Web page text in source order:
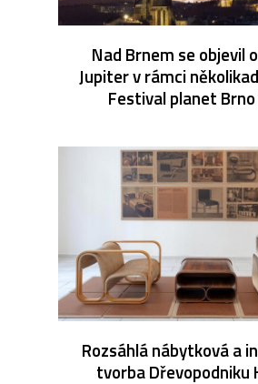
Nad Brnem se objevil
Jupiter v rámci
Festival planet
Rozsáhlá nábytková a
tvorba Dřevopodniku